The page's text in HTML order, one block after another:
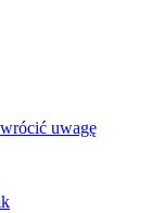
uwagę